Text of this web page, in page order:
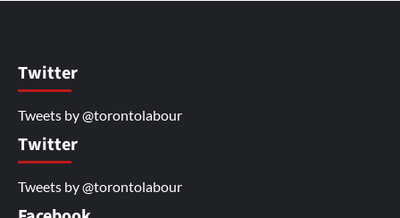
Twitter
Tweets by @torontolabour
Twitter
Tweets by @torontolabour